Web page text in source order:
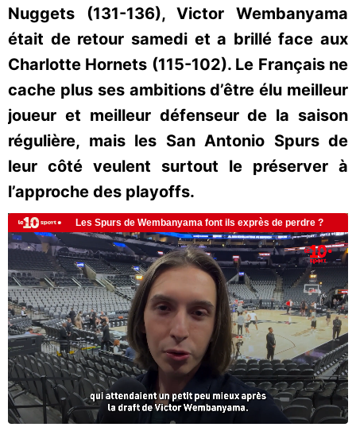
Nuggets (131-136), Victor Wembanyama
était de retour samedi et a brillé face aux
Charlotte Hornets (115-102). Le Français ne
cache plus ses ambitions d’être élu meilleur
joueur et meilleur défenseur de la saison
régulière, mais les San Antonio Spurs de
leur côté veulent surtout le préserver à
l’approche des playoffs.